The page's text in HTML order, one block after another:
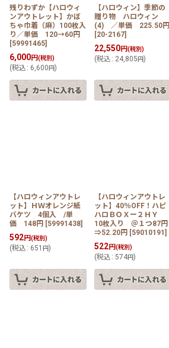
残りわずか【ハロウィ
ンアウトレット】かぼ
ちゃ巾着（麻）100枚入
り／単価 120→60円
[59991465]
6,000円(税別)
(税込 : 6,600 円)
【ハロウィン】季節の
贈り物 ハロウィン
(4) ／単価 225.50円
[20-2167]
22,550円(税別)
(税込 : 24,805 円)
【ハロウィンアウトレ
ット】ＨＷオレンジ紙
バケツ 4個入 /単
価 148円 [59991438]
592円(税別)
(税込 : 651 円)
【ハロウィンアウトレ
ット】40％OFF！ハピ
ハロＢＯＸー２ＨＹ
10枚入り ＠１つ87円
⇒52.20円 [59010191 ]
522円(税別)
(税込 : 574円)